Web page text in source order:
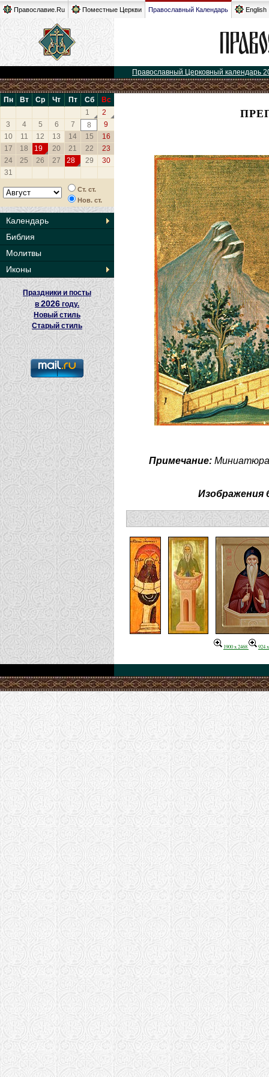
Православие.Ru Поместные Церкви Православный Календарь English
Православный Церковный календарь
Пн Вт Ср Чт Пт Сб
Вс
1
2
3
4 5 6 7 8
9
10
11 12 13 14 15
16
17
18 19 20 21 22
23
24
25 26 27 28 29
30
31
Ст. ст.
Нов. ст.
Календарь
Библия
Молитвы
Иконы
Праздники и посты
в2026 году.
Новый стиль
Старый стиль
Примечание:Миниатюра
1900 x 2468 924